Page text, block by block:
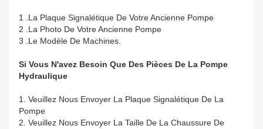
1 .La Plaque Signalétique De Votre Ancienne Pompe
2 .La Photo De Votre Ancienne Pompe
3 .Le Modèle De Machines.
Si Vous N'avez Besoin Que Des Pièces De La Pompe
Hydraulique
1. Veuillez Nous Envoyer La Plaque Signalétique De La
Pompe
2. Veuillez Nous Envoyer La Taille De La Chaussure De